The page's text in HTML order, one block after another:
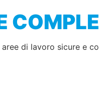
di lavoro sicure e